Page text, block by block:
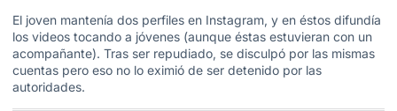
El joven mantenía dos perfiles en Instagram, y en éstos difundía
los videos tocando a jóvenes (aunque éstas estuvieran con un
acompañante). Tras ser repudiado, se disculpó por las mismas
cuentas pero eso no lo eximió de ser detenido por las
autoridades.